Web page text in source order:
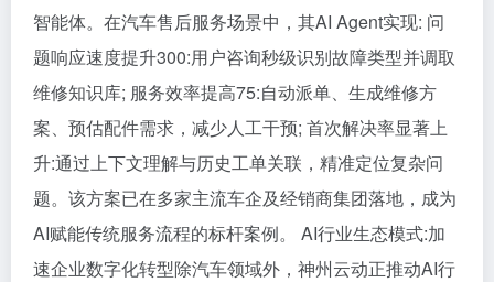
智能体。在汽车售后服务场景中，其AI Agent实现: 问
题响应速度提升300:用户咨询秒级识别故障类型并调取
维修知识库; 服务效率提高75:自动派单、生成维修方
案、预估配件需求，减少人工干预; 首次解决率显著上
升:通过上下文理解与历史工单关联，精准定位复杂问
题。该方案已在多家主流车企及经销商集团落地，成为
AI赋能传统服务流程的标杆案例。 AI行业生态模式:加
速企业数字化转型除汽车领域外，神州云动正推动AI行